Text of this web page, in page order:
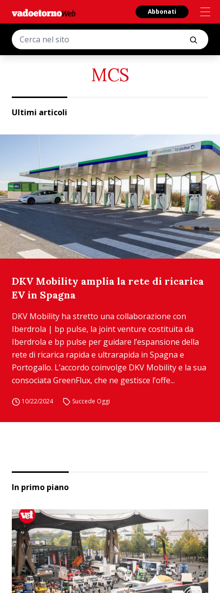
Abbonati
MCS
Ultimi articoli
DKV Mobility amplia la rete di ricarica
EV in Spagna
DKV Mobility ha stretto una collaborazione con
Iberdrola | bp pulse, la joint venture costituita da
Iberdrola e bp pulse per guidare l’espansione della
rete di ricarica rapida e ultrarapida in Spagna e
Portogallo. L’accordo coinvolge DKV Mobility e la sua
consociata GreenFlux, che ne gestisce l’offe...
10/22/2024 Succede Oggi
In primo piano